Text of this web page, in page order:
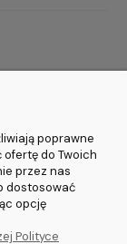
4.9/5.0 (120+
opinii)
poprawne
do Twoich
przez nas
dostosować
opcję
Polityce